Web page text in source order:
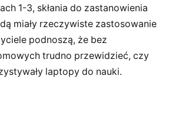
1-3, skłania do zastanowienia
miały rzeczywiste zastosowanie
podnoszą, że bez
trudno przewidzieć, czy
laptopy do nauki.